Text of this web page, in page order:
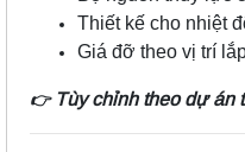
Thiết kế cho nhiệt
Giá đỡ theo vị trí
👉Tùy chỉnh theo dự án